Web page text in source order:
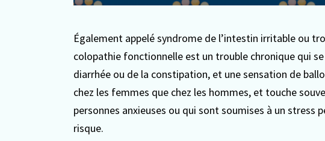
Également appelé syndrome de l’intestin irritable ou
colopathie fonctionnelle est un trouble chronique qui
diarrhée ou de la constipation, et une sensation de
chez les femmes que chez les hommes, et touche
personnes anxieuses ou qui sont soumises à un stress
risque.